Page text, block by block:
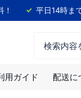
平日14時ま
用ガイド 配送に